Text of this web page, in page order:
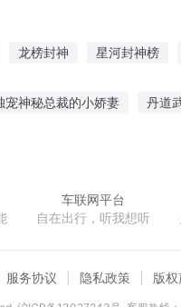
龙榜封神 星河封神榜
是封神榜 再战封神榜
宠神秘总裁的小娇妻 丹道
车联网平台
自在出行，听我想听
服务协议 隐私政策 版权